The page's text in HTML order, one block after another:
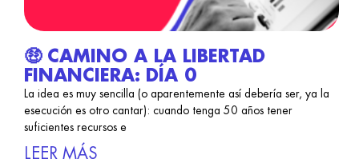
🤑 CAMINO A LA LIBERTAD
FINANCIERA: DÍA 0
La idea es muy sencilla (o aparentemente así debería ser, ya la
esecución es otro cantar): cuando tenga 50 años tener
suficientes recursos e
LEER MÁS